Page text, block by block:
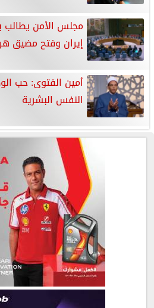
مجلس الأمن يطالب
إيران وفتح مضيق
أمين الفتوى: حب
النفس البشرية